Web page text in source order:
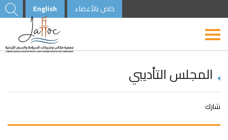
خاص بالأعضاء English
المجلس التأديبي
شارك